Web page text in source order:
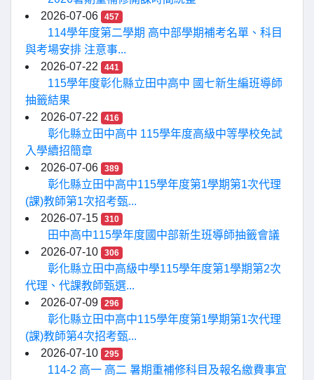
2026-07-06
457
114學年度第二學期 高中部學期補考名單、科目
與考場安排 注意事...
2026-07-22
441
115學年度彰化縣立田中高中 國七新生編班導師
抽籤結果
2026-07-22
416
彰化縣立田中高中 115學年度高級中等學校免試
入學續招簡章
2026-07-06
389
彰化縣立田中高中115學年度第1學期第1次代理
(課)教師第1次招考甄...
2026-07-15
310
田中高中115學年度國中部新生班導師抽籤會議
2026-07-10
306
彰化縣立田中高級中學115學年度第1學期第2次
代理、代課教師甄選...
2026-07-09
296
彰化縣立田中高中115學年度第1學期第1次代理
(課)教師第4次招考甄...
2026-07-10
295
114-2 高一 高二 暑期重補修科目及報名繳費事宜